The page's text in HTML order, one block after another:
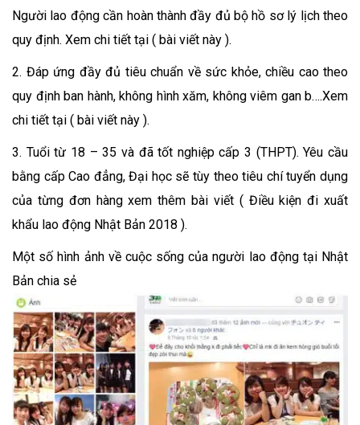
Người lao động cần hoàn thành đầy đủ bộ hồ sơ lý lịch theo
quy định. Xem chi tiết tại ( bài viết này ).
2. Đáp ứng đầy đủ tiêu chuẩn về sức khỏe, chiều cao theo
quy định ban hành, không hình xăm, không viêm gan b….Xem
chi tiết tại ( bài viết này ).
3. Tuổi từ 18 – 35 và đã tốt nghiệp cấp 3 (THPT). Yêu cầu
bằng cấp Cao đẳng, Đại học sẽ tùy theo tiêu chí tuyển dụng
của từng đơn hàng xem thêm bài viết ( Điều kiện đi xuất
khẩu lao động Nhật Bản 2018 ).
Một số hình ảnh về cuộc sống của người lao động tại Nhật
Bản chia sẻ